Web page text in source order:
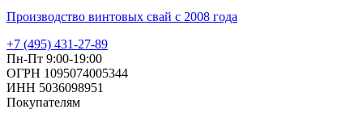
Производство винтовых свай с 2008 года
+7 (495) 431-27-89
Пн-Пт 9:00-19:00
ОГРН 1095074005344
ИНН 5036098951
Покупателям